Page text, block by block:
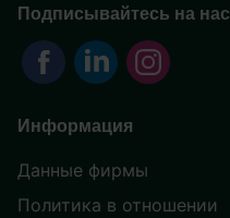
Подписывайтесь на нас
Информация
Данные фирмы
Политика в отношении